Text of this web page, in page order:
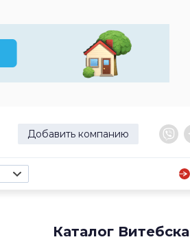
Добавить компанию
Каталог Витебска